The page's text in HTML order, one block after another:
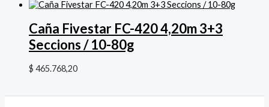
Caña Fivestar FC-420 4,20m 3+3
Seccions / 10-80g
$ 465.768,20